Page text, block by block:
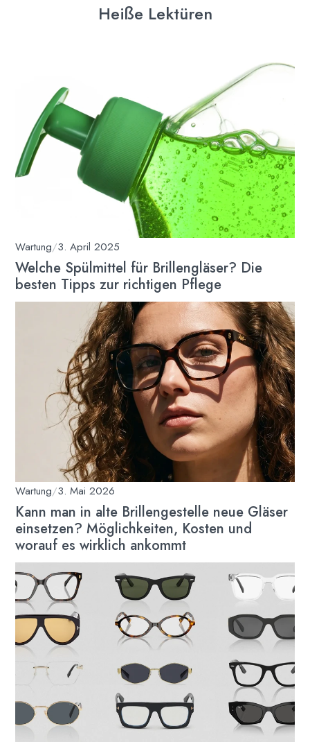
Heiße Lektüren
Wartung/3. April 2025
Welche Spülmittel für Brillengläser? Die
besten Tipps zur richtigen Pflege
Wartung/3. Mai 2026
Kann man in alte Brillengestelle neue Gläser
einsetzen? Möglichkeiten, Kosten und
worauf es wirklich ankommt